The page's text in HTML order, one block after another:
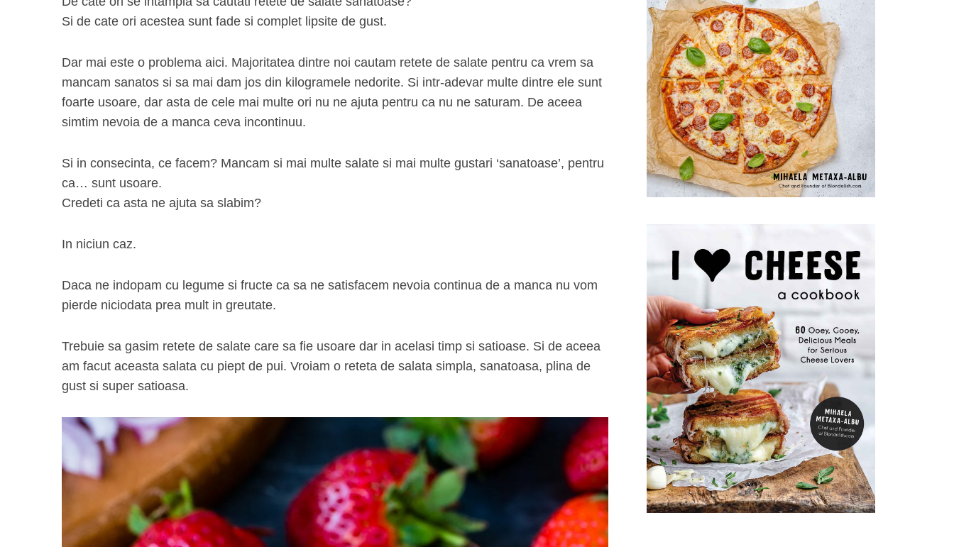
Si de cate ori acestea sunt fade si complet lipsite de gust.
Dar mai este o problema aici. Majoritatea dintre noi cautam retete de salate pentru ca vrem sa
mancam sanatos si sa mai dam jos din kilogramele nedorite. Si intr-adevar multe dintre ele sunt
foarte usoare, dar asta de cele mai multe ori nu ne ajuta pentru ca nu ne saturam. De aceea
simtim nevoia de a manca ceva incontinuu.
Si in consecinta, ce facem? Mancam si mai multe salate si mai multe gustari ‘sanatoase’, pentru
ca… sunt usoare.
Credeti ca asta ne ajuta sa slabim?
In niciun caz.
Daca ne indopam cu legume si fructe ca sa ne satisfacem nevoia continua de a manca nu vom
pierde niciodata prea mult in greutate.
Trebuie sa gasim retete de salate care sa fie usoare dar in acelasi timp si satioase. Si de aceea
am facut aceasta salata cu piept de pui. Vroiam o reteta de salata simpla, sanatoasa, plina de
gust si super satioasa.
r
o
r